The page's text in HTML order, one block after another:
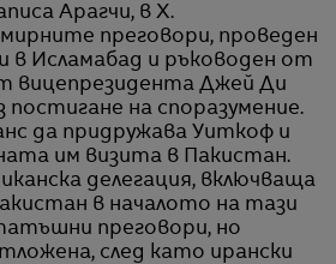
Арагчи, в X.
преговори, проведен
в Исламабад и ръководен от
вицепрезидента Джей Ди
постигане на споразумение.
да придружава Уиткоф и
им визита в Пакистан.
делегация, включваща
в началото на тази
преговори, но
след като ирански